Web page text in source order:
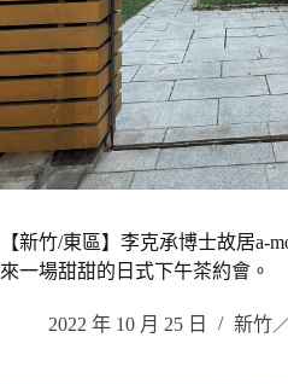
【新竹/東區】李克承博士故居a-
來一場甜甜的日式下午茶約會。
2022 年 10 月 25 日 新竹